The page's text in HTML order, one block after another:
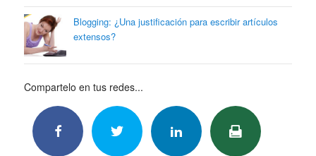
Blogging: ¿Una justificación para escribir artículos
extensos?
Compartelo en tus redes...